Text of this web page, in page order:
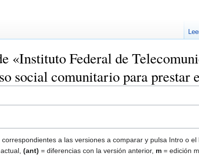
«Instituto Federal de
social comunitario para
a las versiones a comparar y pulsa Intro o el
(ant) = diferencias con la versión anterior, m = edición